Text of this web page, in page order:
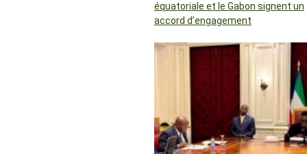
équatoriale et le Gabon signent un
accord d’engagement